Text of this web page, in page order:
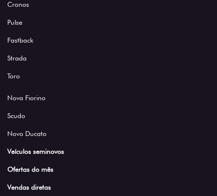
Cronos
Pulse
Fastback
Strada
Toro
Nova Fiorino
Scudo
Novo Ducato
Veículos seminovos
Ofertas do mês
Vendas diretas